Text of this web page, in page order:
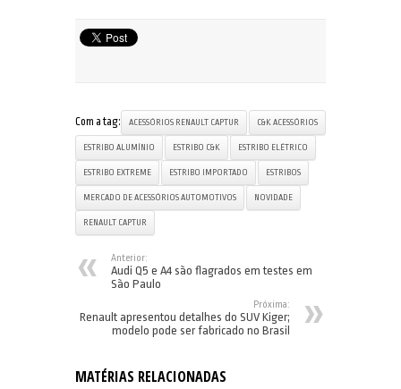
Com a tag: ACESSÓRIOS RENAULT CAPTUR C&K ACESSÓRIOS
ESTRIBO ALUMÍNIO ESTRIBO C&K ESTRIBO ELÉTRICO
ESTRIBO EXTREME ESTRIBO IMPORTADO ESTRIBOS
MERCADO DE ACESSÓRIOS AUTOMOTIVOS NOVIDADE
RENAULT CAPTUR
Anterior:
Audi Q5 e A4 são flagrados em testes em
São Paulo
Próxima:
Renault apresentou detalhes do SUV Kiger;
modelo pode ser fabricado no Brasil
MATÉRIAS RELACIONADAS